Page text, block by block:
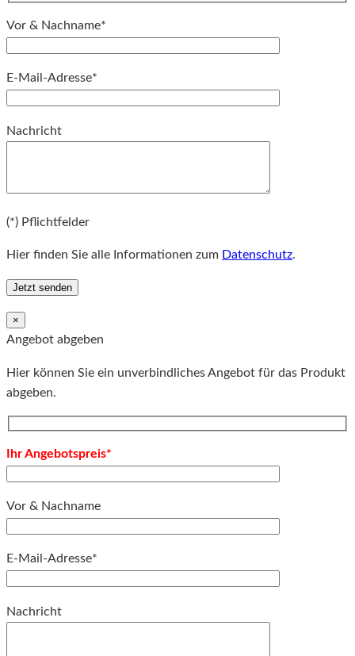
Vor & Nachname*
E-Mail-Adresse*
Nachricht
(*) Pflichtfelder
Hier finden Sie alle Informationen zum Datenschutz.
×
Angebot abgeben
Hier können Sie ein unverbindliches Angebot für das Produkt
abgeben.
Ihr Angebotspreis*
Vor & Nachname
E-Mail-Adresse*
Nachricht